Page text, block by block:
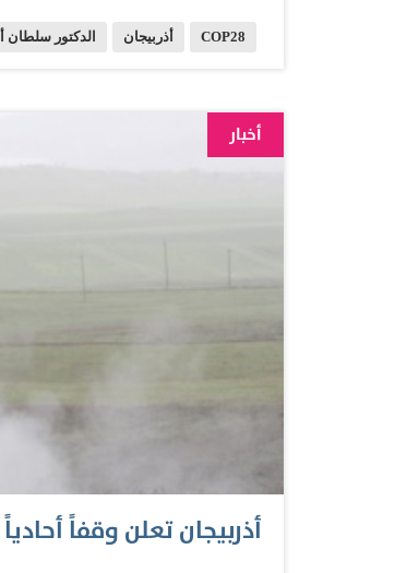
COP28 أذربيجان الدكتور سلطان
أخبار
أذربيجان تعلن وقفاً